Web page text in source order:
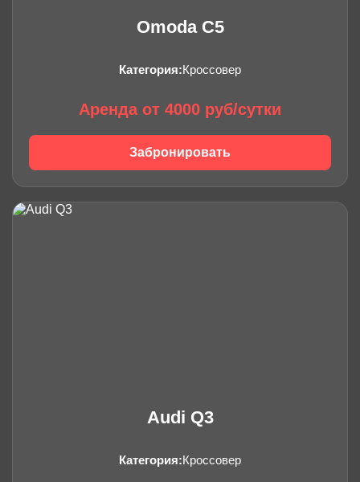
Omoda C5
Категория:Кроссовер
Аренда от 4000 руб/сутки
Забронировать
Audi Q3
Категория:Кроссовер